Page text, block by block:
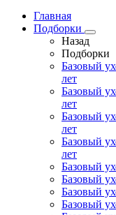
Главная
Подборки
Назад
Подборки
Базовый
лет
Базовый
лет
Базовый
лет
Базовый
лет
Базовый
Базовый
Базовый
Базовый